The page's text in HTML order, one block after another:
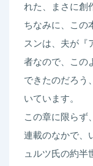
れた、まさに創
ちなみに、この
スンは、夫が『
者なので、この
できたのだろう
いています。
この章に限らず
連載のなかで、
ュルツ氏の約半